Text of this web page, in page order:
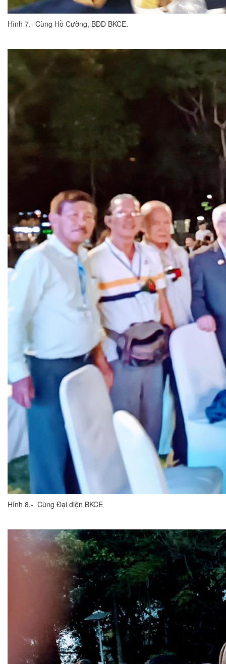
Hình 7.- Cùng Hồ Cường, BDD BKCE.
Hình 8.- Cùng Đại diện BKCE